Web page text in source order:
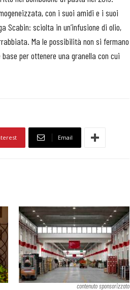
con i suoi amidi e i suoi
Scabin: sciolta in un’infusione di olio,
Ma le possibilità non si fermano
per ottenere una granella con cui
Email
contenuto sponsorizzato